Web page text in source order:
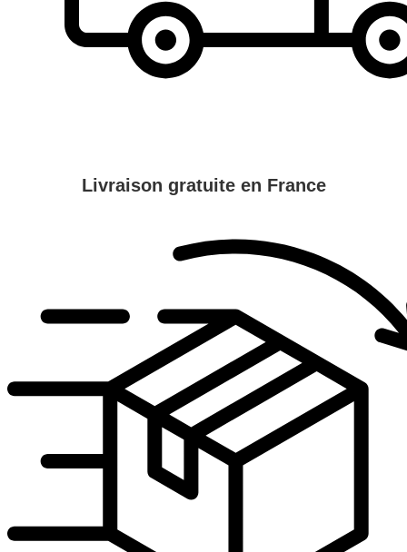
Livraison gratuite en France